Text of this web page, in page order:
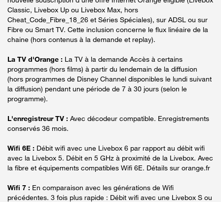
Classic, Livebox Up ou Livebox Max, hors
Cheat_Code_Fibre_18_26 et Séries Spéciales), sur ADSL ou sur
Fibre ou Smart TV. Cette inclusion concerne le flux linéaire de la
chaine (hors contenus à la demande et replay).
La TV d'Orange : La TV à la demande Accès à certains
programmes (hors films) à partir du lendemain de la diffusion
(hors programmes de Disney Channel disponibles le lundi suivant
la diffusion) pendant une période de 7 à 30 jours (selon le
programme).
L'enregistreur TV : Avec décodeur compatible. Enregistrements
conservés 36 mois.
Wifi 6E : Débit wifi avec une Livebox 6 par rapport au débit wifi
avec la Livebox 5. Débit en 5 GHz à proximité de la Livebox. Avec
la fibre et équipements compatibles Wifi 6E. Détails sur orange.fr
Wifi 7 : En comparaison avec les générations de Wifi
précédentes. 3 fois plus rapide : Débit wifi avec une Livebox S ou